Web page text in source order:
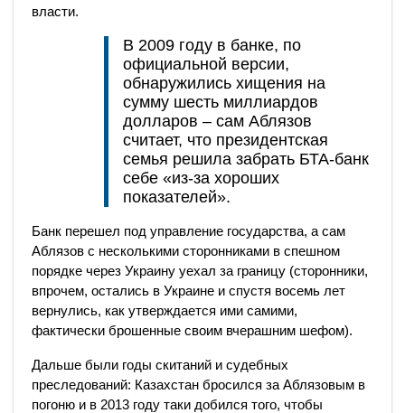
власти.
В 2009 году в банке, по
официальной версии,
обнаружились хищения на
сумму шесть миллиардов
долларов – сам Аблязов
считает, что президентская
семья решила забрать БТА-банк
себе «из-за хороших
показателей».
Банк перешел под управление государства, а сам
Аблязов с несколькими сторонниками в спешном
порядке через Украину уехал за границу (сторонники,
впрочем, остались в Украине и спустя восемь лет
вернулись, как утверждается ими самими,
фактически брошенные своим вчерашним шефом).
Дальше были годы скитаний и судебных
преследований: Казахстан бросился за Аблязовым в
погоню и в 2013 году таки добился того, чтобы